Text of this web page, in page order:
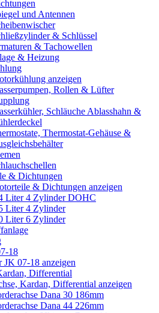
und Antennen
& Schlüssel
& Tachowellen
& Heizung
anzeigen
Rollen & Lüfter
Schläuche Ablasshahn &
Thermostat-Gehäuse &
& Dichtungen
& Dichtungen anzeigen
Liter 4 Zylinder DOHC
Liter 4 Zylinder
Liter 6 Zylinder
18
JK 07-18 anzeigen
Differential
Kardan, Differential anzeigen
Dana 30 186mm
Dana 44 226mm